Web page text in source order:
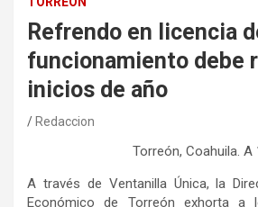
Refrendo en licencia
funcionamiento debe
inicios de año
Redaccion
Torreón, Coahuila. A
A través de Ventanilla Única, la
Económico de Torreón exhorta a